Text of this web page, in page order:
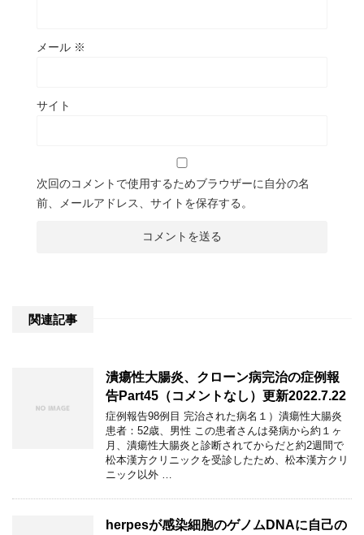
メール ※
サイト
次回のコメントで使用するためブラウザーに自分の名
前、メールアドレス、サイトを保存する。
関連記事
潰瘍性大腸炎、クローン病完治の症例報
告Part45（コメントなし）更新2022.7.22
症例報告98例目 完治された病名１）潰瘍性大腸炎
患者：52歳、男性 この患者さんは発病から約１ヶ
月、潰瘍性大腸炎と診断されてからだと約2週間で
松本漢方クリニックを受診したため、松本漢方クリ
ニック以外 …
herpesが感染細胞のゲノムDNAに自己の